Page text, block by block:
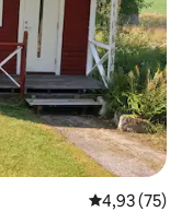
Průměrné
4,93 (75)